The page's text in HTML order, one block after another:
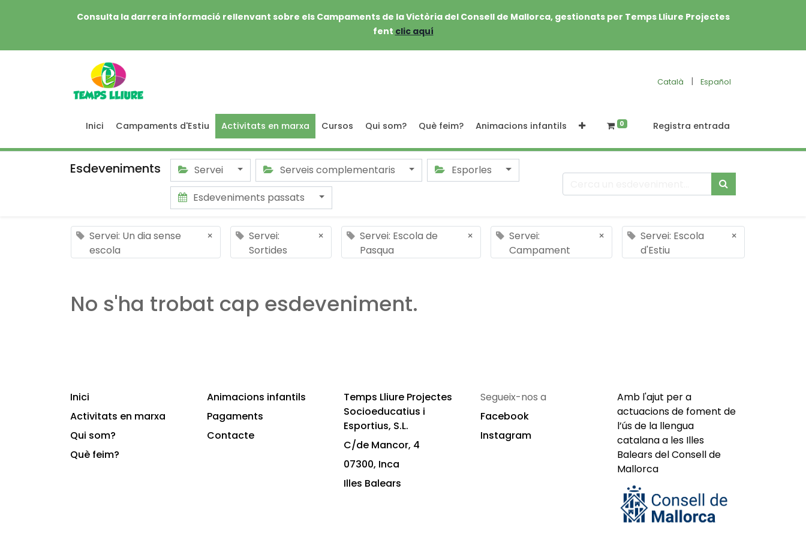
Consulta la darrera informació rellenvant sobre els Campaments de la Victòria del Consell de Mallorca, gestionats per Temps Lliure Projectes
fent clic aquí
Català | Español
Inici Campaments d'Estiu Activitats en marxa Cursos Qui som? Què feim? Animacions infantils 0 Registra entrada
Esdeveniments Servei Serveis complementaris
Esporles
Esdeveniments passats
Servei: Un dia sense
escola
×
Servei:
Sortides
×
Servei: Escola de
Pasqua
×
Servei:
Campament
×
Servei: Escola
d'Estiu
×
No s'ha trobat cap esdeveniment.
Inici
Activitats en marxa
Qui som?
Què feim?
Animacions infantils
Pagaments
Contacte
Temps Lliure Projectes
Socioeducatius i
Esportius, S.L.
C/de Mancor, 4
07300, Inca
Illes Balears
Segueix-nos a
Facebook
Instagram
Amb l'ajut per a
actuacions de foment de
l’ús de la llengua
catalana a les Illes
Balears del Consell de
Mallorca